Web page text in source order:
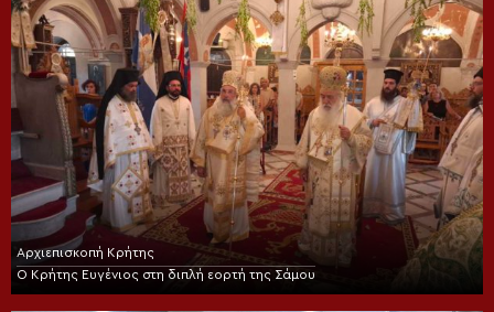
Αρχιεπισκοπή Κρήτης
Ο Κρήτης Ευγένιος στη διπλή εορτή της Σάμου